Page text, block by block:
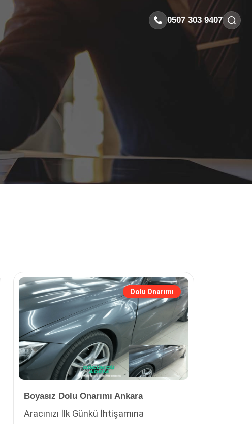
0507 303 9407
Dolu Onarımı
Boyasız Dolu Onarımı Ankara
Aracınızı İlk Günkü İhtişamına